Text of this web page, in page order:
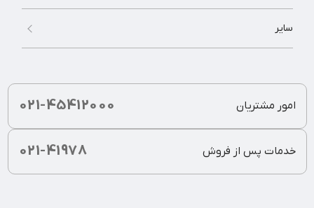
سایر
021-45412000 امور مشتریان
021-41978 خدمات پس از فروش